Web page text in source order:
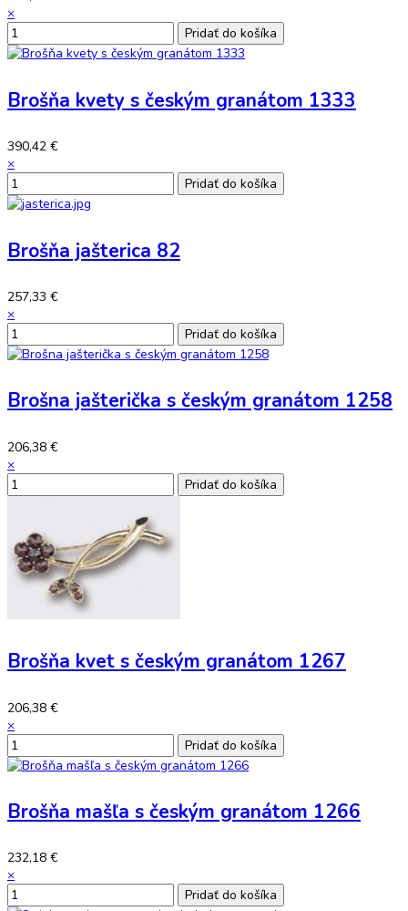
×
Brošňa kvety s českým granátom 1333
390,42 €
×
Brošňa jašterica 82
257,33 €
×
Brošna jašterička s českým granátom 1258
206,38 €
×
Brošňa kvet s českým granátom 1267
206,38 €
×
Brošňa mašľa s českým granátom 1266
232,18 €
×